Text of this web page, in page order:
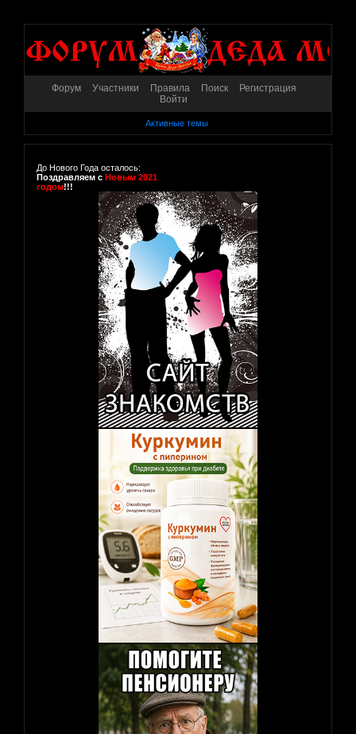
Форум Участники Правила Поиск
Регистрация
Войти
Активные темы
До Нового Года осталось:
Поздравляем с Новым 2021
годом!!!